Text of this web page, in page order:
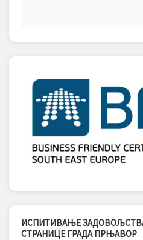
ИСПИТИВАЊЕ
СТРАНИЦЕ ГРАДА ПРЊАВОР